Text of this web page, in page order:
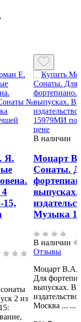
Я.
4
2 из
В наличии
Моцарт
Сонаты.
Музыка
В наличии
Отзывы
Моцарт В.А.
Для
выпусках.
Москва ... ...